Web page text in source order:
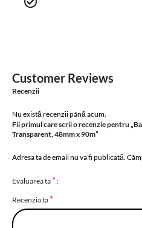
Customer Reviews
Recenzii
Nu există recenzii până acum.
Fii primul care scrii o recenzie pentru
Transparent, 48mm x 90m”
Adresa ta de email nu va fi publicată.
Evaluarea ta *
Recenzia ta *